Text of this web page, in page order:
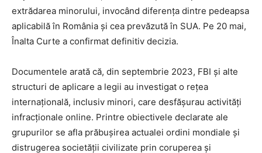
extrădarea minorului, invocând diferența dintre pedeapsa
aplicabilă în România și cea prevăzută în SUA. Pe 20 mai,
Înalta Curte a confirmat definitiv decizia.
Documentele arată că, din septembrie 2023, FBI și alte
structuri de aplicare a legii au investigat o rețea
internațională, inclusiv minori, care desfășurau activități
infracționale online. Printre obiectivele declarate ale
grupurilor se afla prăbușirea actualei ordini mondiale și
distrugerea societății civilizate prin coruperea și